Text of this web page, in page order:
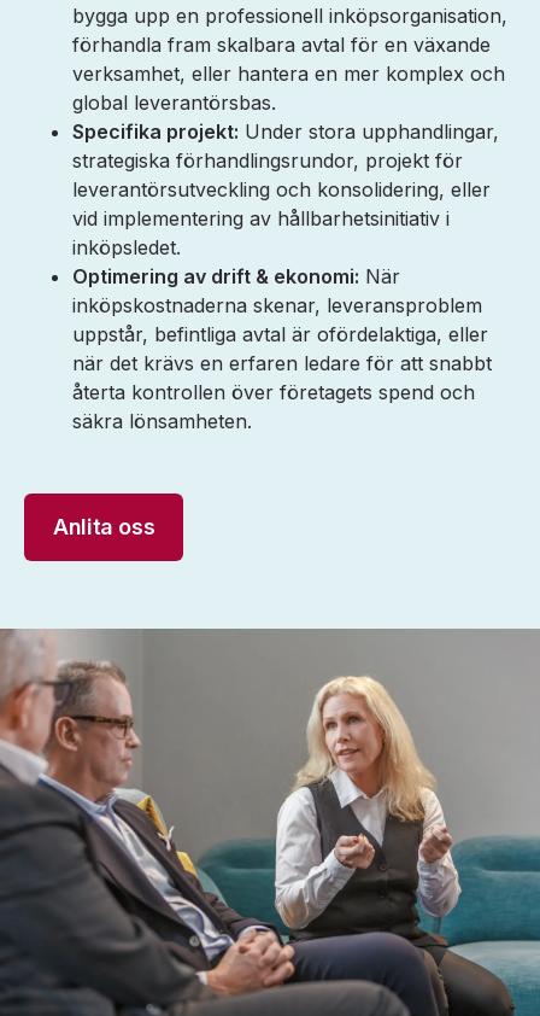
bygga upp en professionell inköpsorganisation,
förhandla fram skalbara avtal för en växande
verksamhet, eller hantera en mer komplex och
global leverantörsbas.
Specifika projekt: Under stora upphandlingar,
strategiska förhandlingsrundor, projekt för
leverantörsutveckling och konsolidering, eller
vid implementering av hållbarhetsinitiativ i
inköpsledet.
Optimering av drift & ekonomi: När
inköpskostnaderna skenar, leveransproblem
uppstår, befintliga avtal är ofördelaktiga, eller
när det krävs en erfaren ledare för att snabbt
återta kontrollen över företagets spend och
säkra lönsamheten.
Anlita oss